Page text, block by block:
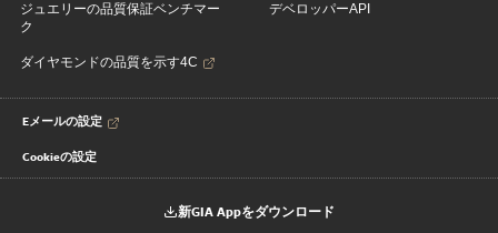
ジュエリーの品質保証ベンチマー
ク
ダイヤモンドの品質を示す4C
デベロッパーAPI
Eメールの設定
Cookieの設定
新GIA Appをダウンロード